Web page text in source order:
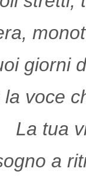
giorni
la voce
La tua
a